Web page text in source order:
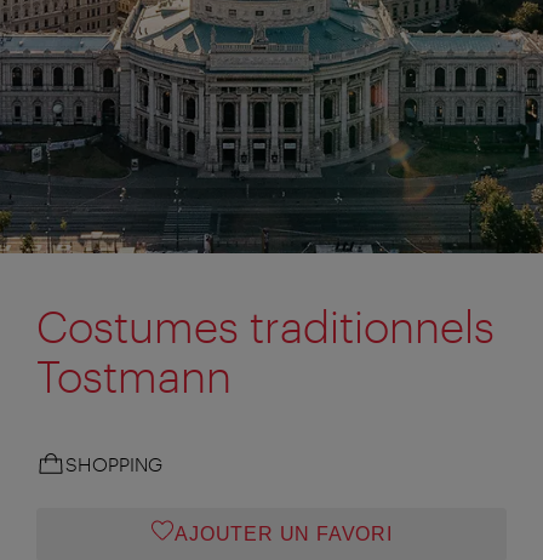
Costumes traditionnels
Tostmann
SHOPPING
AJOUTER UN FAVORI